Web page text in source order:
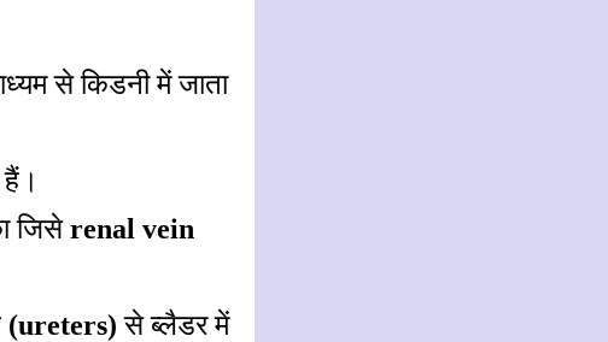
से किडनी में जाता
जिसेrenal vein
(ureters) से ब्लैडर में